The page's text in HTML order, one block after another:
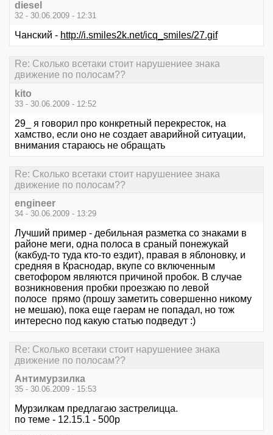
diesel
32 - 30.06.2009 - 12:31
Чанский - http://i.smiles2k.net/icq_smiles/27.gif
Re: Сколько всетаки стоит нарушениее знака
движение по полосам??
kito
33 - 30.06.2009 - 12:52
29_ я говорил про конкретный перекресток, на
хамство, если оно не создает аварийной ситуации,
внимания стараюсь не обращать
Re: Сколько всетаки стоит нарушениее знака
движение по полосам??
engineer
34 - 30.06.2009 - 13:29
Лучший пример - дебильная разметка со знаками в
районе меги, одна полоса в сраный понежукай
(какбуд-то туда кто-то ездит), правая в яблоновку, и
средняя в Краснодар, вкупе со включенным
светофором являются причиной пробок. В случае
возникновения пробки проезжаю по левой
полосе прямо (прошу заметить совершенно никому
не мешаю), пока еще гаерам не попадал, но тож
интересно под какую статью подведут :)
Re: Сколько всетаки стоит нарушениее знака
движение по полосам??
Антимурзилка
35 - 30.06.2009 - 15:53
Мурзилкам предлагаю застрелицца.
по теме - 12.15.1 - 500р